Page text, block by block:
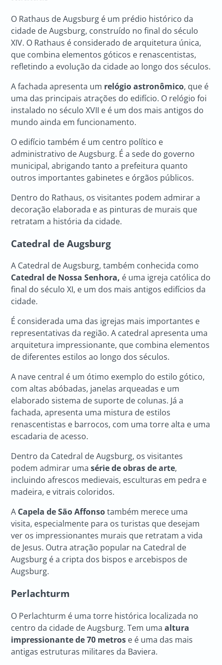
O Rathaus de Augsburg é um prédio histórico da
cidade de Augsburg, construído no final do século
XIV. O Rathaus é considerado de arquitetura única,
que combina elementos góticos e renascentistas,
refletindo a evolução da cidade ao longo dos séculos.
A fachada apresenta um relógio astronômico, que é
uma das principais atrações do edifício. O relógio foi
instalado no século XVII e é um dos mais antigos do
mundo ainda em funcionamento.
O edifício também é um centro político e
administrativo de Augsburg. É a sede do governo
municipal, abrigando tanto a prefeitura quanto
outros importantes gabinetes e órgãos públicos.
Dentro do Rathaus, os visitantes podem admirar a
decoração elaborada e as pinturas de murais que
retratam a história da cidade.
Catedral de Augsburg
A Catedral de Augsburg, também conhecida como
Catedral de Nossa Senhora, é uma igreja católica do
final do século XI, e um dos mais antigos edifícios da
cidade.
É considerada uma das igrejas mais importantes e
representativas da região. A catedral apresenta uma
arquitetura impressionante, que combina elementos
de diferentes estilos ao longo dos séculos.
A nave central é um ótimo exemplo do estilo gótico,
com altas abóbadas, janelas arqueadas e um
elaborado sistema de suporte de colunas. Já a
fachada, apresenta uma mistura de estilos
renascentistas e barrocos, com uma torre alta e uma
escadaria de acesso.
Dentro da Catedral de Augsburg, os visitantes
podem admirar umasérie de obras de arte,
incluindo afrescos medievais, esculturas em pedra e
madeira, e vitrais coloridos.
A Capela de São Affonsotambém merece uma
visita, especialmente para os turistas que desejam
ver os impressionantes murais que retratam a vida
de Jesus. Outra atração popular na Catedral de
Augsburg é a cripta dos bispos e arcebispos de
Augsburg.
Perlachturm
O Perlachturm é uma torre histórica localizada no
centro da cidade de Augsburg. Tem umaaltura
impressionante de 70 metros e é uma das mais
antigas estruturas militares da Baviera.